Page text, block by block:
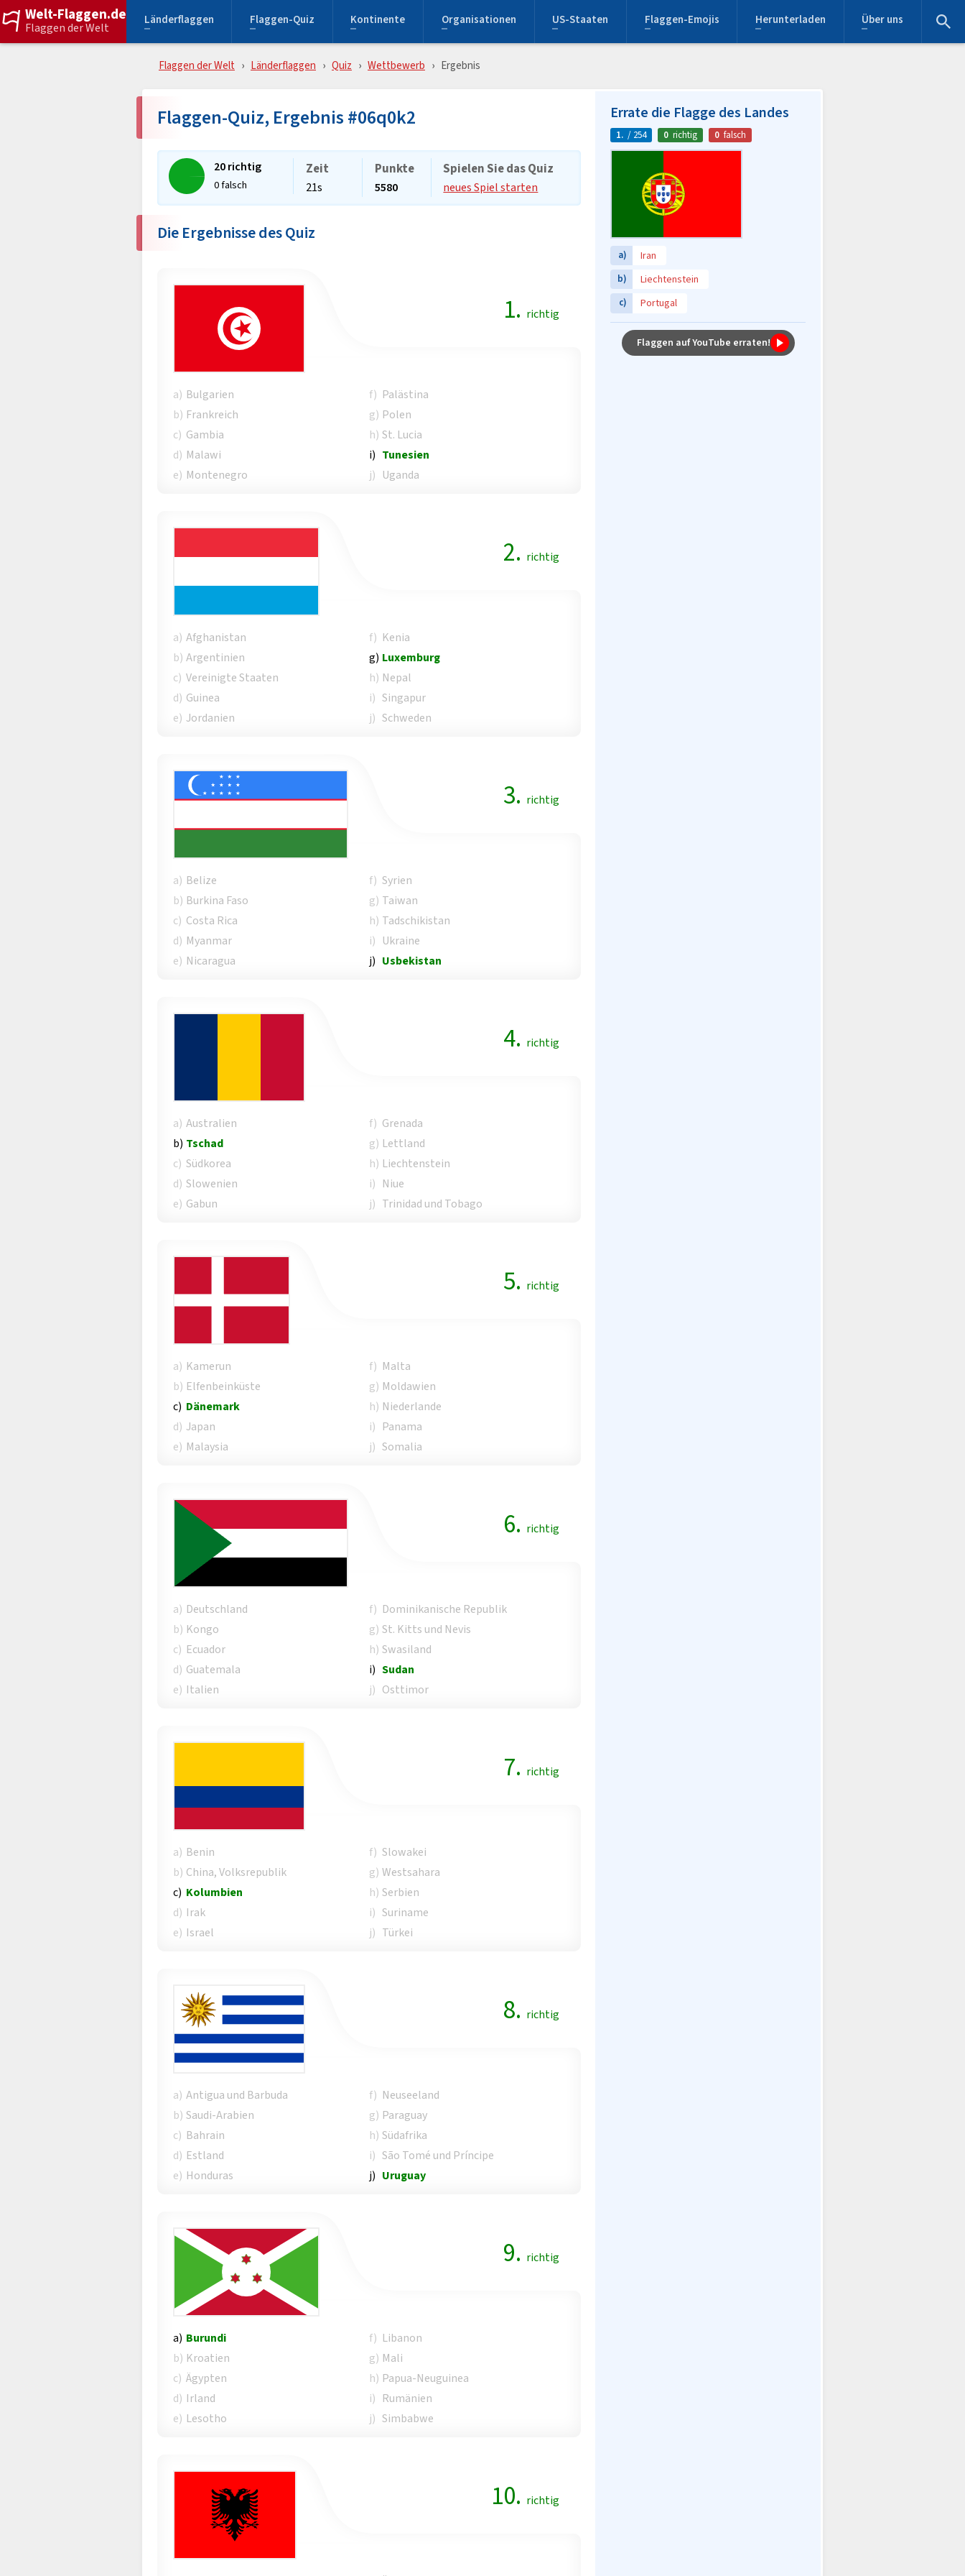
Welt-Flaggen.de
Flaggen der Welt
Länderflaggen Flaggen-Quiz Kontinente Organisationen US-Staaten Flaggen-Emojis Herunterladen Über uns
Flaggen der Welt Länderflaggen Quiz Wettbewerb Ergebnis
Flaggen-Quiz, Ergebnis #06q0k2
20 richtig
0 falsch
Zeit
21s
Punkte
5580
Spielen Sie das Quiz
neues Spiel starten
Die Ergebnisse des Quiz
1. richtig
a) Bulgarien
b) Frankreich
c) Gambia
d) Malawi
e) Montenegro
f) Palästina
g) Polen
h) St. Lucia
i) Tunesien
j) Uganda
2. richtig
a) Afghanistan
b) Argentinien
c) Vereinigte Staaten
d) Guinea
e) Jordanien
f) Kenia
g) Luxemburg
h) Nepal
i) Singapur
j) Schweden
3. richtig
a) Belize
b) Burkina Faso
c) Costa Rica
d) Myanmar
e) Nicaragua
f) Syrien
g) Taiwan
h) Tadschikistan
i) Ukraine
j) Usbekistan
4. richtig
a) Australien
b) Tschad
c) Südkorea
d) Slowenien
e) Gabun
f) Grenada
g) Lettland
h) Liechtenstein
i) Niue
j) Trinidad und Tobago
5. richtig
a) Kamerun
b) Elfenbeinküste
c) Dänemark
d) Japan
e) Malaysia
f) Malta
g) Moldawien
h) Niederlande
i) Panama
j) Somalia
6. richtig
a) Deutschland
b) Kongo
c) Ecuador
d) Guatemala
e) Italien
f) Dominikanische Republik
g) St. Kitts und Nevis
h) Swasiland
i) Sudan
j) Osttimor
7. richtig
a) Benin
b) China, Volksrepublik
c) Kolumbien
d) Irak
e) Israel
f) Slowakei
g) Westsahara
h) Serbien
i) Suriname
j) Türkei
8. richtig
a) Antigua und Barbuda
b) Saudi-Arabien
c) Bahrain
d) Estland
e) Honduras
f) Neuseeland
g) Paraguay
h) Südafrika
i) São Tomé und Príncipe
j) Uruguay
9. richtig
a) Burundi
b) Kroatien
c) Ägypten
d) Irland
e) Lesotho
f) Libanon
g) Mali
h) Papua-Neuguinea
i) Rumänien
j) Simbabwe
10. richtig
Errate die Flagge des Landes
1. / 254 0 richtig 0 falsch
a) Iran
b) Liechtenstein
c) Portugal
Flaggen auf YouTube erraten!